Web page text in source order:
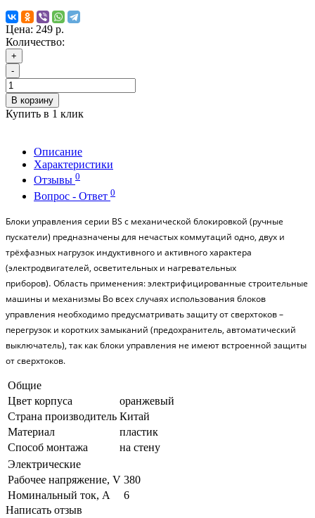
Цена: 249 р.
Количество:
+
-
В корзину
Купить в 1 клик
Описание
Характеристики
Отзывы 0
Вопрос - Ответ 0
Блоки управления серии BS с механической блокировкой (ручные
пускатели) предназначены для нечастых коммутаций одно, двух и
трёхфазных нагрузок индуктивного и активного характера
(электродвигателей, осветительных и нагревательных
приборов). Область применения: электрифицированные строительные
машины и механизмы Во всех случаях использования блоков
управления необходимо предусматривать защиту от сверхтоков –
перегрузок и коротких замыканий (предохранитель, автоматический
выключатель), так как блоки управления не имеют встроенной защиты
от сверхтоков.
Общие
Цвет корпуса
оранжевый
Страна производитель Китай
Материал
пластик
Способ монтажа
на стену
Электрические
Рабочее напряжение, V 380
Номинальный ток, А
6
Написать отзыв